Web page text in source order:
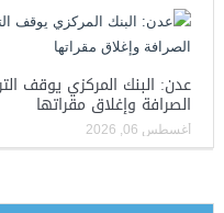
عدن: البنك المركزي يوقف
الصرافة وإغلاق مقراتها
أغسطس 06, 2026